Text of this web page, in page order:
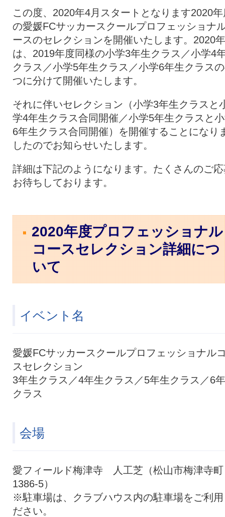
トップチーム アカデミー
スポンサー グッズ
特設ページ
この度、2020年4月スタートとなります2020
の愛媛FCサッカースクールプロフェッショナ
ースのセレクションを開催いたします。2020
は、2019年度同様の小学3年生クラス／小学4
クラス／小学5年生クラス／小学6年生クラス
つに分けて開催いたします。
それに伴いセレクション（小学3年生クラスと
学4年生クラス合同開催／小学5年生クラスと
6年生クラス合同開催）を開催することになり
したのでお知らせいたします。
詳細は下記のようになります。たくさんのご
お待ちしております。
2020年度プロフェッショナル
コースセレクション詳細につ
いて
イベント名
愛媛FCサッカースクールプロフェッショナル
スセレクション
3年生クラス／4年生クラス／5年生クラス／6
クラス
会場
愛フィールド梅津寺 人工芝（松山市梅津寺町
1386-5）
※駐車場は、クラブハウス内の駐車場をご利
ださい。